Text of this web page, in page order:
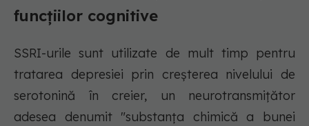
funcțiilor cognitive
SSRI-urile sunt utilizate de mult timp pentru
tratarea depresiei prin creșterea nivelului de
serotonină în creier, un neurotransmițător
adesea denumit "substanța chimică a bunei